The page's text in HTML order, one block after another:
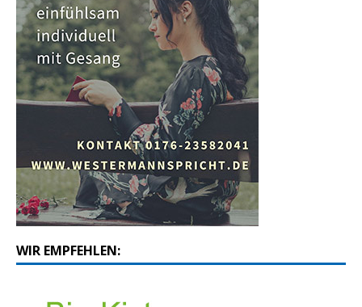
WIR EMPFEHLEN: